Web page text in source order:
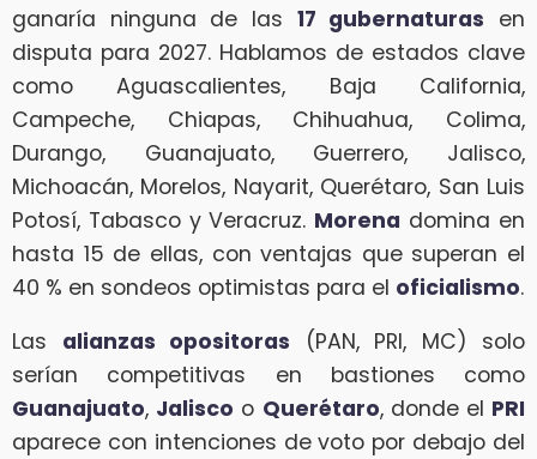
ganaría ninguna de las 17 gubernaturas en
disputa para 2027. Hablamos de estados clave
como Aguascalientes, Baja California,
Campeche, Chiapas, Chihuahua, Colima,
Durango, Guanajuato, Guerrero, Jalisco,
Michoacán, Morelos, Nayarit, Querétaro, San Luis
Potosí, Tabasco y Veracruz. Morena domina en
hasta 15 de ellas, con ventajas que superan el
40 % en sondeos optimistas para el oficialismo.
Las alianzas opositoras (PAN, PRI, MC) solo
serían competitivas en bastiones como
Guanajuato, Jalisco o Querétaro, donde el PRI
aparece con intenciones de voto por debajo del